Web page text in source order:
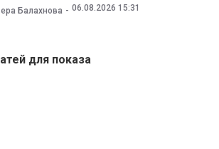
Балахнова 06.08.2026 15:31
для показа